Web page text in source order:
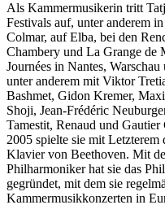
Als Kammermusikerin tritt
Festivals auf, unter anderem
Colmar, auf Elba, bei den
Chambery und La Grange de
Journées in Nantes,
unter anderem mit Viktor
Bashmet, Gidon Kremer,
Shoji, Jean-Frédéric
Tamestit, Renaud und
2005 spielte sie mit
Klavier von Beethoven. Mit
Philharmoniker hat sie das
gegründet, mit dem sie
Kammermusikkonzerten in